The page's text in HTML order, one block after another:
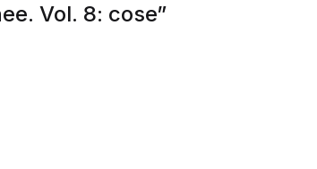
Vol. 8: cose”